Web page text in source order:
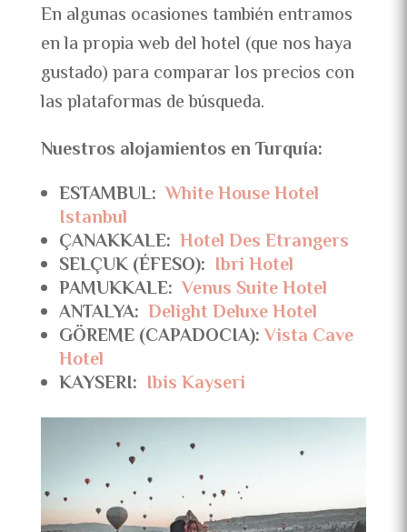
En algunas ocasiones también entramos
en la propia web del hotel (que nos haya
gustado) para comparar los precios con
las plataformas de búsqueda.
Nuestros alojamientos en Turquía:
ESTAMBUL: White House Hotel
Istanbul
ÇANAKKALE: Hotel Des Etrangers
SELÇUK (ÉFESO): Ibri Hotel
PAMUKKALE: Venus Suite Hotel
ANTALYA: Delight Deluxe Hotel
GÖREME (CAPADOCIA):Vista Cave
Hotel
KAYSERI: Ibis Kayseri